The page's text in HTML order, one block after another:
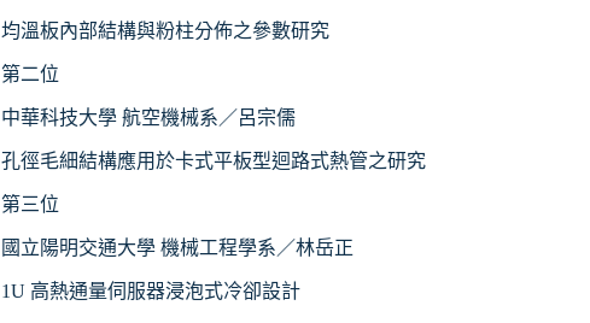
均溫板內部結構與粉柱分佈之參數研究
第二位
中華科技大學 航空機械系／呂宗儒
孔徑毛細結構應用於卡式平板型迴路式熱管之研究
第三位
國立陽明交通大學 機械工程學系／林岳正
1U 高熱通量伺服器浸泡式冷卻設計